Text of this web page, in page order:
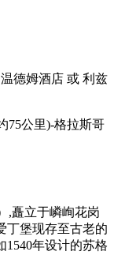
德姆酒店 或 利兹
75公里)-格拉斯哥
,矗立于嶙峋花岗
丁堡现存至古老的
1540年设计的苏格